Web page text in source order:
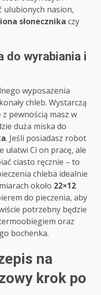
ulubionych nasion,
słonecznika czy
do wyrabiania i
wyposażenia
chleb. Wystarczą
pewnością masz w
duża miska do
. Jeśli posiadasz robot
ułatwi Ci on pracę, ale
ciasto ręcznie – to
chleba idealnie
około 22×12
do pieczenia, aby
potrzebny będzie
oraz
bochenka.
na
krok po